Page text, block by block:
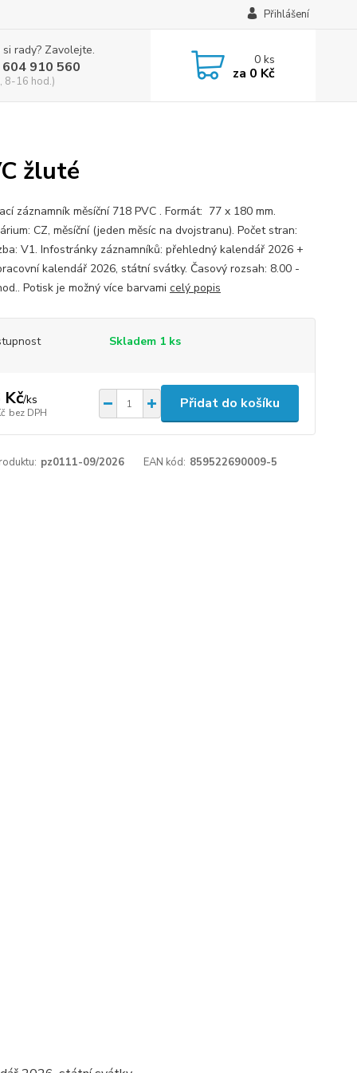
Přihlášení
rady? Zavolejte.
910 560
8-16 hod.)
0ks
za 0 Kč
žluté
záznamník měsíční 718 PVC . Formát: 77 x 180 mm.
CZ, měsíční (jeden měsíc na dvojstranu). Počet stran:
V1. Infostránky záznamníků: přehledný kalendář 2026 +
kalendář 2026, státní svátky. Časový rozsah: 8.00 -
Potisk je možný více barvami celý popis
Skladem 1 ks
Kč/ks
bez DPH
Přidat do košíku
pz0111-09/2026 EAN kód: 859522690009-5